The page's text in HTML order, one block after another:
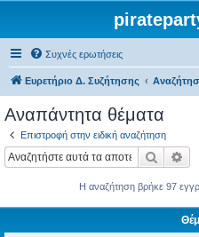
Συχνές ερωτήσεις
Ευρετήριο Δ. Συζήτησης
Αναπάντητα θέματα
Επιστροφή στην ειδική αναζήτηση
Η αναζήτηση βρήκε 97